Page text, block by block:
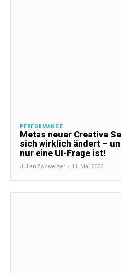
PERFORMANCE
Metas neuer Creative
sich wirklich ändert –
nur eine UI-Frage ist!
Julian Schweizer - 11. Mai 2026